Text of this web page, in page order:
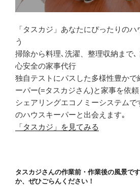
「タスカジ」あなたにぴったりの
う
掃除から料理､洗濯、整理収納まで
心安全の家事代行
独自テストにパスした多様性豊かで
ーパー(=タスカジさん)と家事を依
シェアリングエコノミーシステムで
のハウスキーパーと出会えます｡
「タスカジ」を見てみる
タスカジさんの作業前・作業後の風景で
か、ぜひごらんください！